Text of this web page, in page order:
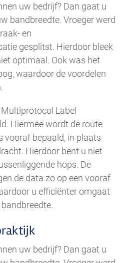
uw bedrijf? Dan gaat u
bandbreedte. Vroeger werd
en
gesplitst. Hierdoor bleek
optimaal. Ook was het
waardoor de voordelen
Label
Hiermee wordt de route
vooraf bepaald, in plaats
Hierdoor bent u niet
hops. De
de data zo op een vooraf
u efficiënter omgaat
uw bedrijf? Dan gaat u